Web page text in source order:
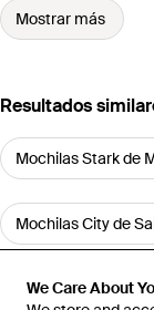
We Care About
Mostrar más
Resultados
Mochilas Stark de
Mochilas City de